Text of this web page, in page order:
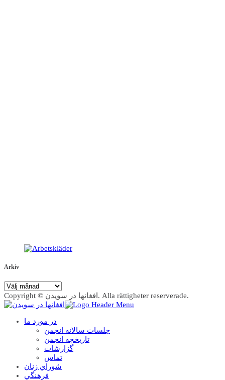
Arkiv
Arkiv
Copyright © افغانها در سویدن. Alla rättigheter reserverade.
در مورد ما
جلسات سالانه انجمن
تاریخچه انجمن
گزارشات
تماس
شوراي زنان
فرهنگي